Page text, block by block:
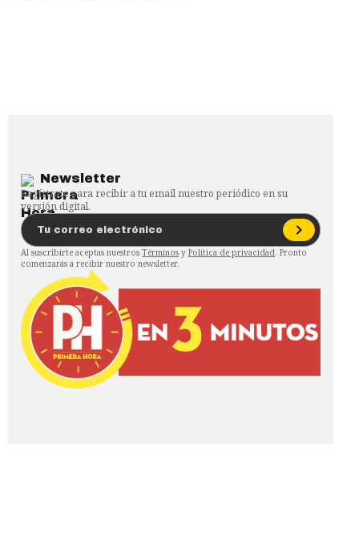
Newsletter
Regístrate para recibir a tu email nuestro periódico en su
versión digital.
Al suscribirte aceptas nuestros Términos y Política de privacidad. Pronto
comenzarás a recibir nuestro newsletter.